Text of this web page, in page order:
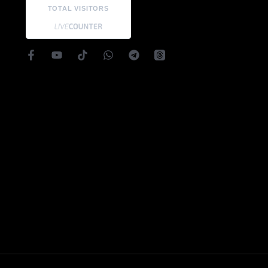
TOTAL VISITORS